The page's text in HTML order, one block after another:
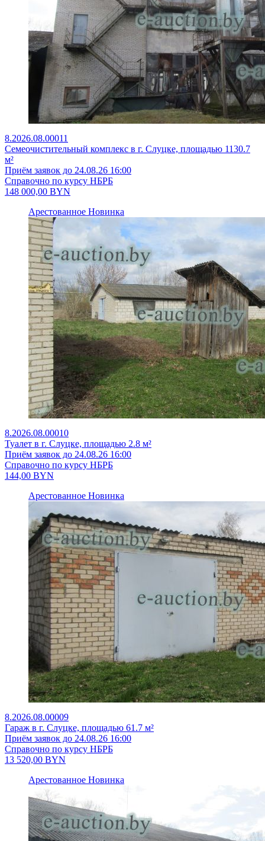
8.2026.08.00011
Семеочистительный комплекс в г. Слуцке, площадью 1130.7
м²
Приём заявок до 24.08.26 16:00
Справочно по курсу НБРБ
148 000,00 BYN
Арестованное Новинка
8.2026.08.00010
Туалет в г. Слуцке, площадью 2.8 м²
Приём заявок до 24.08.26 16:00
Справочно по курсу НБРБ
144,00 BYN
Арестованное Новинка
8.2026.08.00009
Гараж в г. Слуцке, площадью 61.7 м²
Приём заявок до 24.08.26 16:00
Справочно по курсу НБРБ
13 520,00 BYN
Арестованное Новинка